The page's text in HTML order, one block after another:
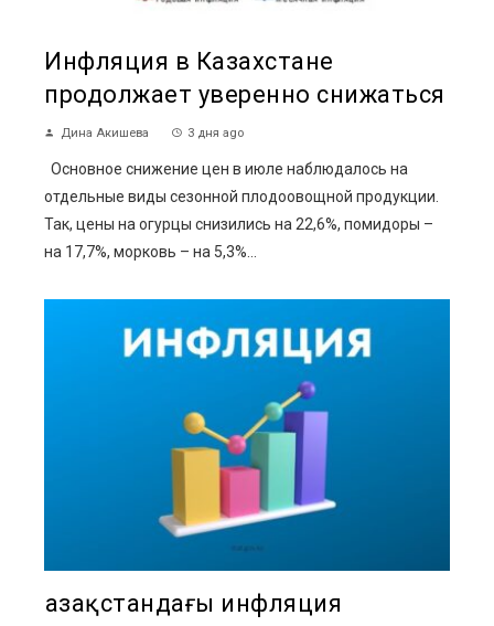
Инфляция в Казахстане
продолжает уверенно снижаться
Дина Акишева 3 дня ago
Основное снижение цен в июле наблюдалось на
отдельные виды сезонной плодоовощной продукции.
Так, цены на огурцы снизились на 22,6%, помидоры –
на 17,7%, морковь – на 5,3%...
Қазақстандағы инфляция